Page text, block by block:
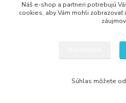
Môžete sa kedykoľvek odhlásiť.
Náš e-shop a partneri potrebujú
cookies, aby Vám mohli zobrazovať
záujmov.
Súhlas môžete